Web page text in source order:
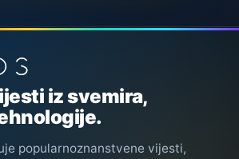
iz svemira,
popularnoznanstvene vijesti,